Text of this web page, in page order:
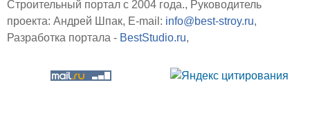
Строительный портал с 2004 года.
Руководитель
проекта: Андрей Шпак E-mail: info@best-stroy.ru
Разработка портала - BestStudio.ru